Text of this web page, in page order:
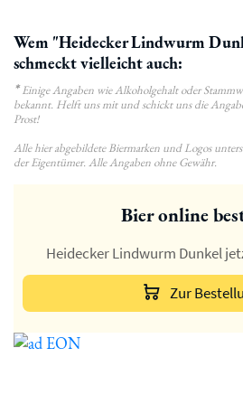
Wem "Heidecker Lindwurm
schmeckt vielleicht auch:
*Einige Angaben wie Alkoholgehalt oder
bekannt. Helft uns mit und schickt uns die
Prost!
Alle hier abgebildete Biermarken und Logos
der Eigentümer. Alle Angaben ohne Gewähr.
Bier online
Heidecker Lindwurm Dunkel
Zur